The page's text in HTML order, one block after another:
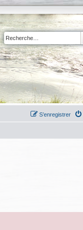
S’enregistrer